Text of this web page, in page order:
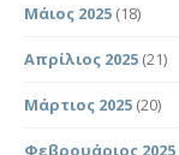
Μάιος 2025 (18)
Απρίλιος 2025 (21)
Μάρτιος 2025 (20)
Φεβρουάριος 2025